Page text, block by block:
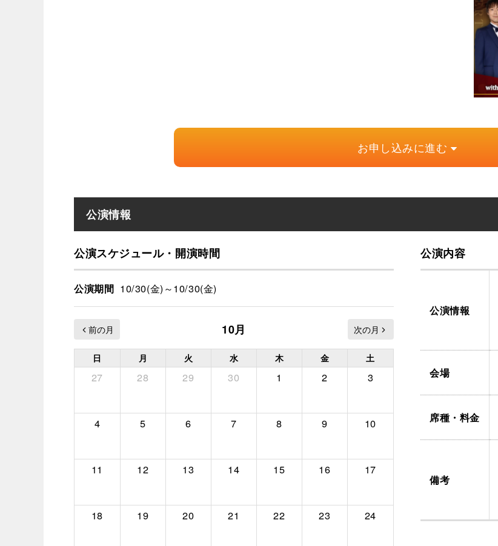
お申し込みに進む
公演情報
公演スケジュール・開演時間
公演期間 10/30(金)～10/30(金)
10月
日 月 火 水 木 金 土
27 28 29 30 1 2 3
4 5 6 7 8 9 10
11 12 13 14 15 16 17
18 19 20 21 22 23 24
公演内容
公演情報
会場
席種・料金
備考